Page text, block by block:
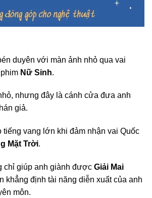
duyên với màn ảnh nhỏ qua vai
Nữ Sinh.
nhưng đây là cánh cửa đưa anh
giả.
tiếng vang lớn khi đảm nhận vai Quốc
Mặt Trời.
chỉ giúp anh giành được Giải Mai
khẳng định tài năng diễn xuất của anh
môn.